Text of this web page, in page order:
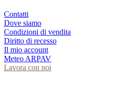
Contatti
Dove siamo
Condizioni di vendita
Diritto di recesso
Il mio account
Meteo ARPAV
Lavora con noi